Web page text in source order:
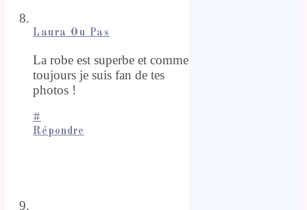
Laura Ou Pas
La robe est superbe et comme
toujours je suis fan de tes
photos !
#
Répondre